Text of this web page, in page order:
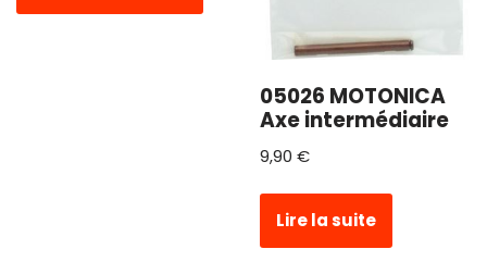
05026 MOTONICA
Axe intermédiaire
9,90 €
Lire la suite